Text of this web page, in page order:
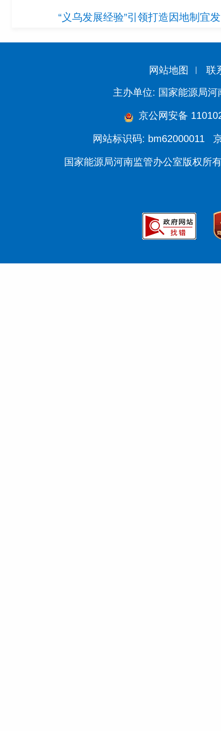
“义乌发展经验”引领打造因地制宜
网站地图 联
主办单位: 国家能源局河
京公网安备
网站标识码: bm62000011
国家能源局河南监管办公室版权所